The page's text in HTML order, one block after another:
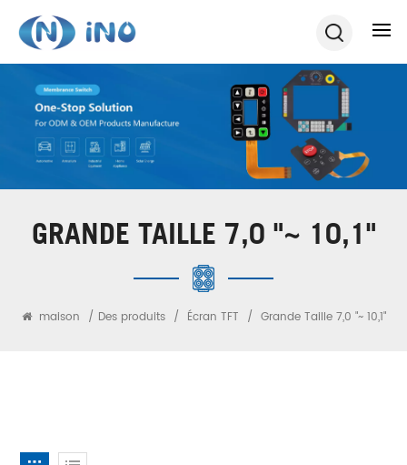
GRANDE TAILLE 7,0 "~ 10,1"
maison / Des produits / Écran TFT / Grande Taille 7,0 "~ 10,1"